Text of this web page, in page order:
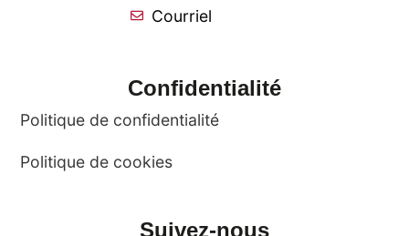
Courriel
Confidentialité
Politique de confidentialité
Politique de cookies
Suivez-nous